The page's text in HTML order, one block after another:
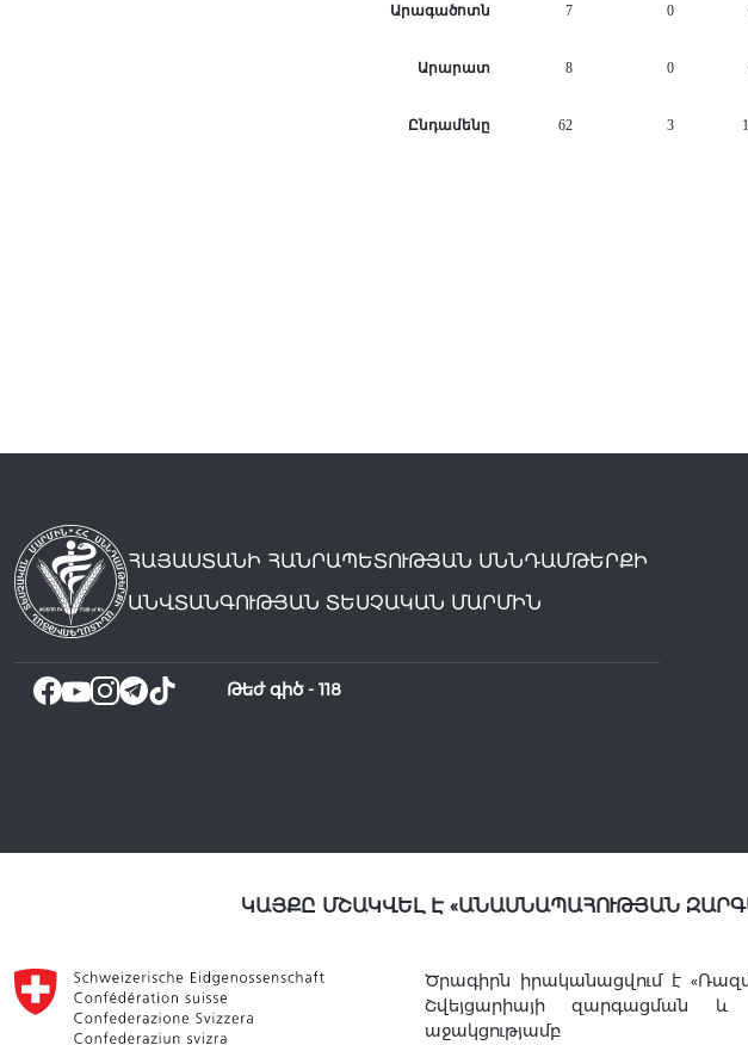
Արագածոտն 7 0
Արարատ 8 0
Ընդամենը 62 3
ՀԱՅԱՍՏԱՆԻ ՀԱՆՐԱՊԵՏՈՒԹՅԱՆ ՍՆՆԴԱՄԹԵՐՔԻ
ԱՆՎՏԱՆԳՈՒԹՅԱՆ ՏԵՍՉԱԿԱՆ ՄԱՐՄԻՆ
Թեժ գիծ - 118
ԿԱՅՔԸ ՄՇԱԿՎԵԼ Է «ԱՆԱՍՆԱՊԱՀՈՒԹՅԱՆ
Ծրագիրն իրականացվում է
Շվեյցարիայի զարգացման և
աջակցությամբ